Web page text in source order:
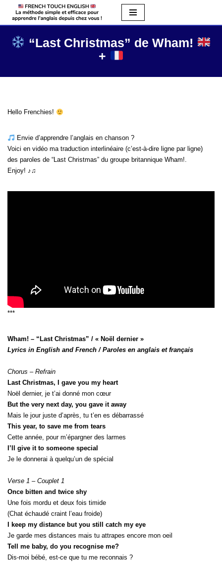
Aller
au
contenu “Last Christmas” de Wham!
+
Hello Frenchies!
Envie d’apprendre l’anglais en chanson ?
Voici en vidéo ma traduction interlinéaire (c’est-à-dire ligne par ligne)
des paroles de “Last Christmas” du groupe britannique Wham!.
Enjoy! ♪♫
***
Wham! – “Last Christmas” / « Noël dernier »
Lyrics in English and French / Paroles en anglais et français
Chorus – Refrain
Last Christmas, I gave you my heart
Noël dernier, je t’ai donné mon cœur
But the very next day, you gave it away
Mais le jour juste d’après, tu t’en es débarrassé
This year, to save me from tears
Cette année, pour m’épargner des larmes
I’ll give it to someone special
Je le donnerai à quelqu’un de spécial
Verse 1 – Couplet 1
Once bitten and twice shy
Une fois mordu et deux fois timide
(Chat échaudé craint l’eau froide)
I keep my distance but you still catch my eye
Je garde mes distances mais tu attrapes encore mon oeil
Tell me baby, do you recognise me?
Dis-moi bébé, est-ce que tu me reconnais ?